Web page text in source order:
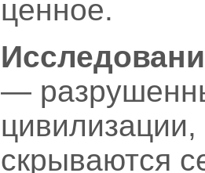
ценное.
—
скрываются